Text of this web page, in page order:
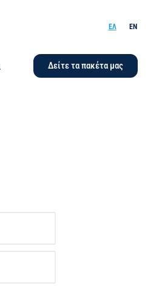
ΕΛ EN
Δείτε τα πακέτα μας